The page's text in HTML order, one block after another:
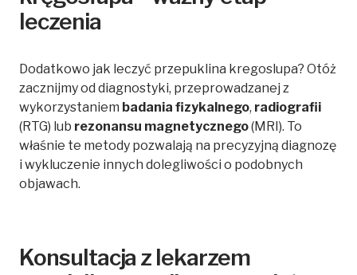
leczenia
Dodatkowo jak leczyć przepuklina kregoslupa? Otóż
zacznijmy od diagnostyki, przeprowadzanej z
wykorzystaniem badania fizykalnego, radiografii
(RTG) lub rezonansu magnetycznego(MRI). To
właśnie te metody pozwalają na precyzyjną diagnozę
i wykluczenie innych dolegliwości o podobnych
objawach.
Konsultacja z lekarzem